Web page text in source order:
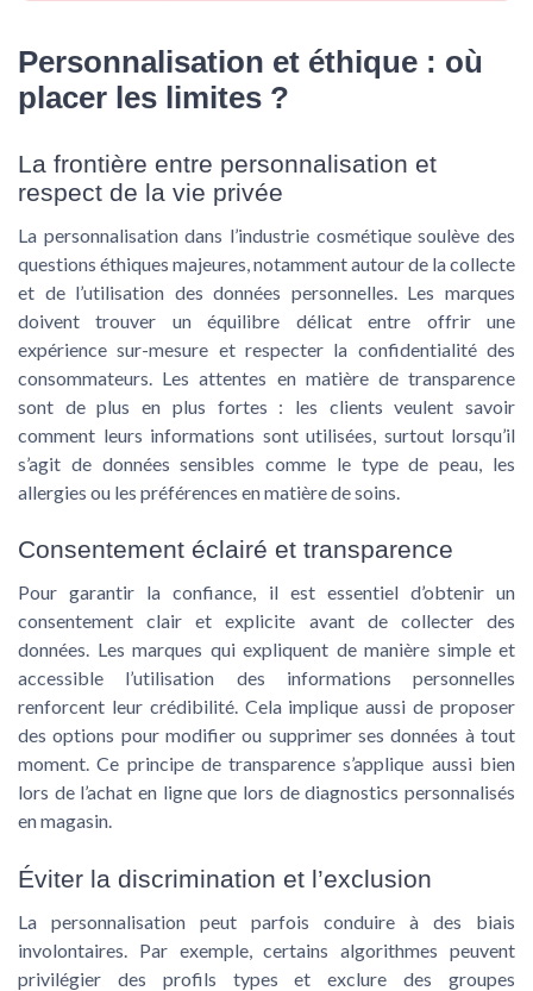
Personnalisation et éthique : où
placer les limites ?
La frontière entre personnalisation et
respect de la vie privée
La personnalisation dans l’industrie cosmétique soulève des
questions éthiques majeures, notamment autour de la collecte
et de l’utilisation des données personnelles. Les marques
doivent trouver un équilibre délicat entre offrir une
expérience sur-mesure et respecter la confidentialité des
consommateurs. Les attentes en matière de transparence
sont de plus en plus fortes : les clients veulent savoir
comment leurs informations sont utilisées, surtout lorsqu’il
s’agit de données sensibles comme le type de peau, les
allergies ou les préférences en matière de soins.
Consentement éclairé et transparence
Pour garantir la confiance, il est essentiel d’obtenir un
consentement clair et explicite avant de collecter des
données. Les marques qui expliquent de manière simple et
accessible l’utilisation des informations personnelles
renforcent leur crédibilité. Cela implique aussi de proposer
des options pour modifier ou supprimer ses données à tout
moment. Ce principe de transparence s’applique aussi bien
lors de l’achat en ligne que lors de diagnostics personnalisés
en magasin.
Éviter la discrimination et l’exclusion
La personnalisation peut parfois conduire à des biais
involontaires. Par exemple, certains algorithmes peuvent
privilégier des profils types et exclure des groupes